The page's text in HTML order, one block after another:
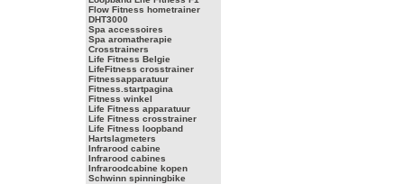
Flow Fitness hometrainer
DHT3000
Spa accessoires
Spa aromatherapie
Crosstrainers
Life Fitness Belgie
LifeFitness crosstrainer
Fitnessapparatuur
Fitness.startpagina
Fitness winkel
Life Fitness apparatuur
Life Fitness crosstrainer
Life Fitness loopband
Hartslagmeters
Infrarood cabine
Infrarood cabines
Infraroodcabine kopen
Schwinn spinningbike